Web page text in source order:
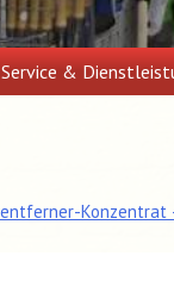
Service &